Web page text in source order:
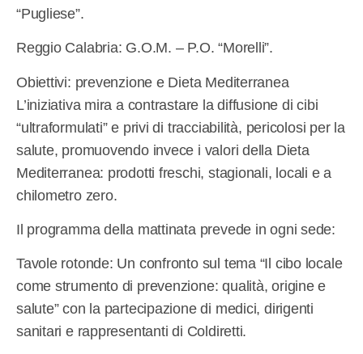
“Pugliese”.
Reggio Calabria: G.O.M. – P.O. “Morelli”.
Obiettivi: prevenzione e Dieta Mediterranea
L’iniziativa mira a contrastare la diffusione di cibi
“ultraformulati” e privi di tracciabilità, pericolosi per la
salute, promuovendo invece i valori della Dieta
Mediterranea: prodotti freschi, stagionali, locali e a
chilometro zero.
Il programma della mattinata prevede in ogni sede:
Tavole rotonde: Un confronto sul tema “Il cibo locale
come strumento di prevenzione: qualità, origine e
salute” con la partecipazione di medici, dirigenti
sanitari e rappresentanti di Coldiretti.